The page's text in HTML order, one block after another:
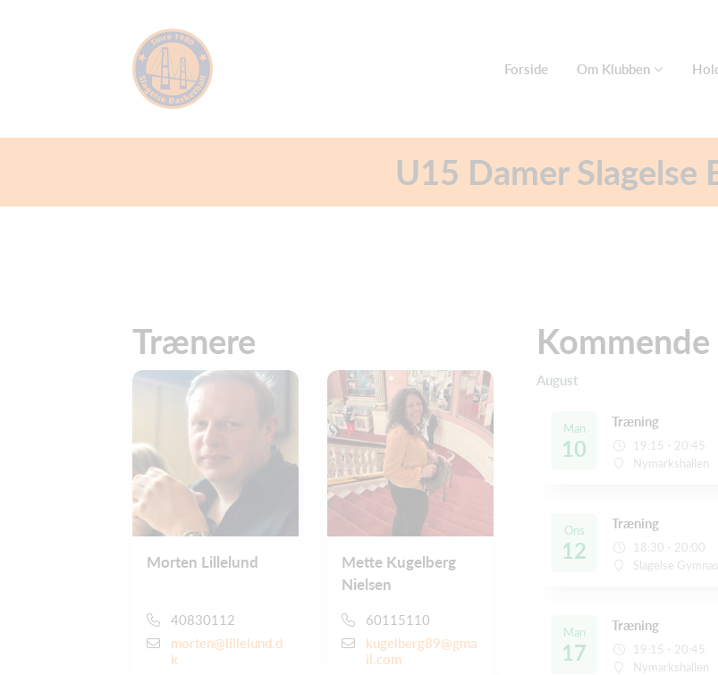
Forside Om Klubben
U15 Damer Slagelse
Trænere
Morten Lillelund
40830112
morten@lillelund.d
k
Mette Kugelberg
Nielsen
60115110
kugelberg89@gma
il.com
August
Man
10
Træning
19:15 - 20:45
Nymarkshallen
Ons
12
Træning
18:30 - 20:00
Slagelse
Man
17
Træning
19:15 - 20:45
Nymarkshallen